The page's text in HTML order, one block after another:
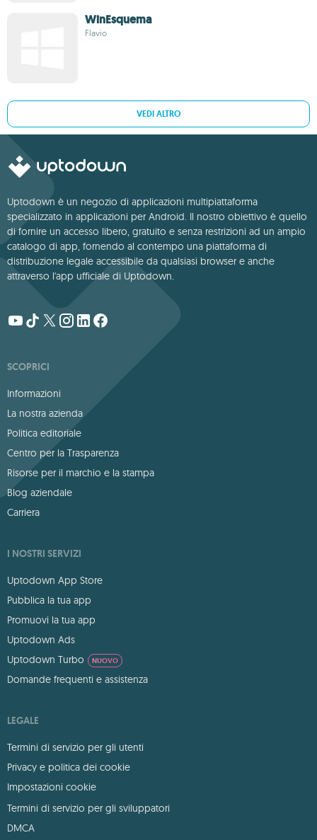
WinEsquema
Flavio
VEDI ALTRO
Uptodown è un negozio di applicazioni multipiattaforma
specializzato in applicazioni per Android. Il nostro obiettivo è quello
di fornire un accesso libero, gratuito e senza restrizioni ad un ampio
catalogo di app, fornendo al contempo una piattaforma di
distribuzione legale accessibile da qualsiasi browser e anche
attraverso l'app ufficiale di Uptodown.
SCOPRICI
Informazioni
La nostra azienda
Politica editoriale
Centro per la Trasparenza
Risorse per il marchio e la stampa
Blog aziendale
Carriera
I NOSTRI SERVIZI
Uptodown App Store
Pubblica la tua app
Promuovi la tua app
Uptodown Ads
Uptodown Turbo
NUOVO
Domande frequenti e assistenza
LEGALE
Termini di servizio per gli utenti
Privacy e politica dei cookie
Impostazioni cookie
Termini di servizio per gli sviluppatori
DMCA